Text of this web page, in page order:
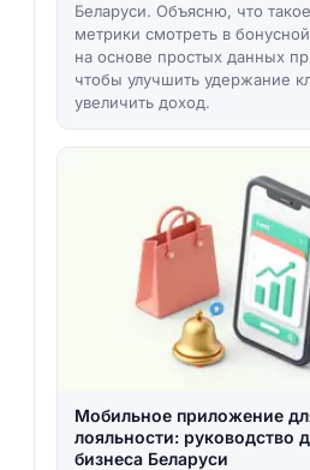
Беларуси. Объясню, что
метрики смотреть в
на основе простых данных
чтобы улучшить удержание
увеличить доход.
Мобильное приложение
лояльности: руководство
бизнеса Беларуси